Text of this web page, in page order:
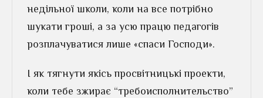
недільної школи, коли на все потрібно
шукати гроші, а за усю працю педагогів
розплачуватися лише «спаси Господи».
І як тягнути якісь просвітницькі проекти,
коли тебе зжирає “требоисполнительство”